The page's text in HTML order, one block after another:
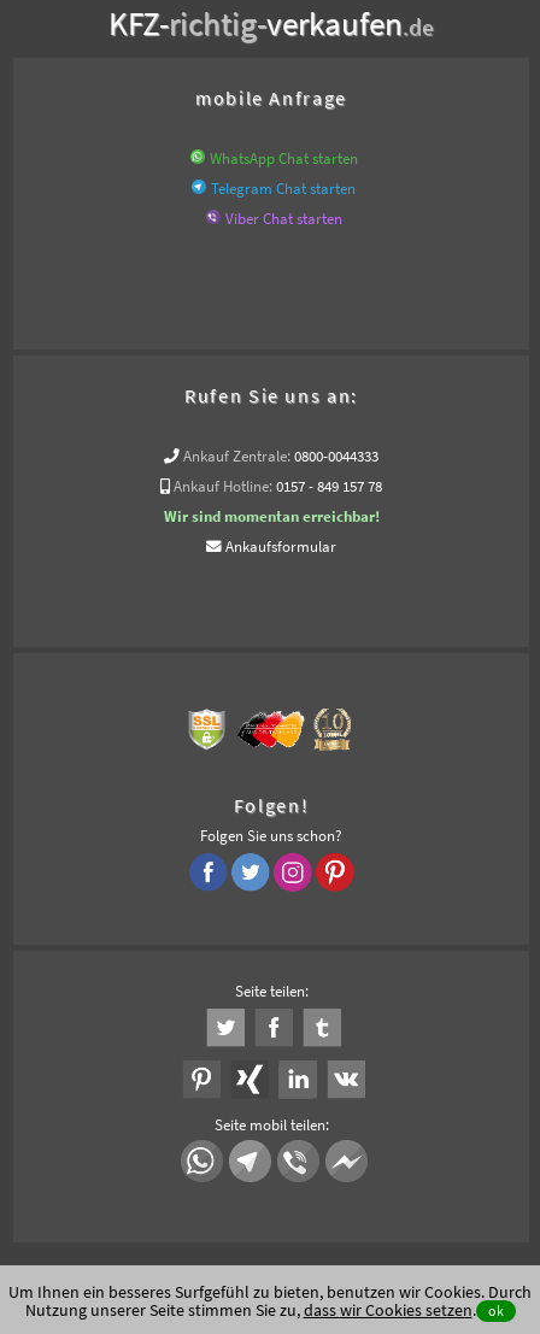
KFZ-richtig-verkaufen.de
mobile Anfrage
WhatsApp Chat starten
Telegram Chat starten
Viber Chat starten
Rufen Sie uns an:
Ankauf Zentrale: 0800-0044333
Ankauf Hotline: 0157 - 849 157 78
Wir sind momentan erreichbar!
Ankaufsformular
Folgen!
Folgen Sie uns schon?
Seite teilen:
Seite mobil teilen:
Um Ihnen ein besseres Surfgefühl zu bieten, benutzen wir Cookies. Durch
Nutzung unserer Seite stimmen Sie zu,dass wir Cookies setzen. ok